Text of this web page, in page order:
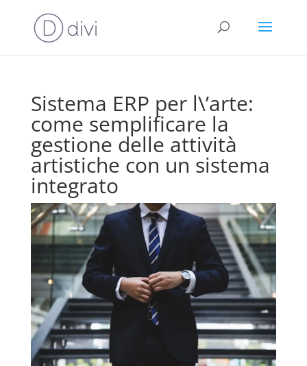
Sistema ERP per l\’arte:
come semplificare la
gestione delle attività
artistiche con un sistema
integrato